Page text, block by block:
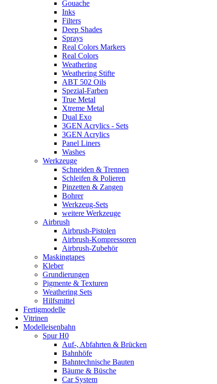
Gouache
Inks
Filters
Deep Shades
Sprays
Real Colors Markers
Real Colors
Weathering
Weathering Stifte
ABT 502 Oils
Spezial-Farben
True Metal
Xtreme Metal
Dual Exo
3GEN Acrylics - Sets
3GEN Acrylics
Panel Liners
Washes
Werkzeuge
Schneiden & Trennen
Schleifen & Polieren
Pinzetten & Zangen
Bohrer
Werkzeug-Sets
weitere Werkzeuge
Airbrush
Airbrush-Pistolen
Airbrush-Kompressoren
Airbrush-Zubehör
Maskingtapes
Kleber
Grundierungen
Pigmente & Texturen
Weathering Sets
Hilfsmittel
Fertigmodelle
Vitrinen
Modelleisenbahn
Spur H0
Auf-, Abfahrten & Brücken
Bahnhöfe
Bahntechnische Bauten
Bäume & Büsche
Car System